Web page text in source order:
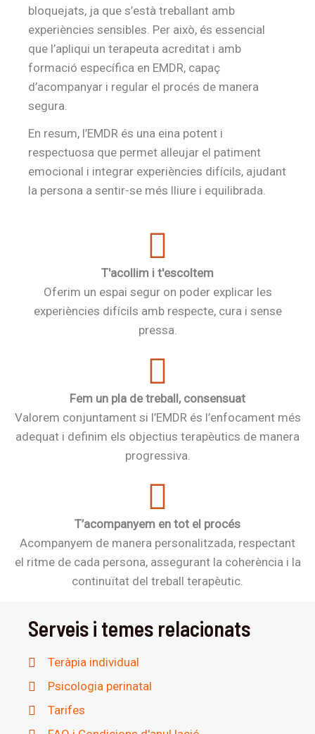
bloquejats, ja que s’està treballant amb
experiències sensibles. Per això, és essencial
que l’apliqui un terapeuta acreditat i amb
formació específica en EMDR, capaç
d’acompanyar i regular el procés de manera
segura.
En resum, l’EMDR és una eina potent i
respectuosa que permet alleujar el patiment
emocional i integrar experiències difícils, ajudant
la persona a sentir-se més lliure i equilibrada.
T'acollim i t'escoltem
Oferim un espai segur on poder explicar les
experiències difícils amb respecte, cura i sense
pressa.
Fem un pla de treball, consensuat
Valorem conjuntament si l’EMDR és l’enfocament més
adequat i definim els objectius terapèutics de manera
progressiva.
T’acompanyem en tot el procés
Acompanyem de manera personalitzada, respectant
el ritme de cada persona, assegurant la coherència i la
continuïtat del treball terapèutic.
Serveis i temes relacionats
Teràpia individual
Psicologia perinatal
Tarifes